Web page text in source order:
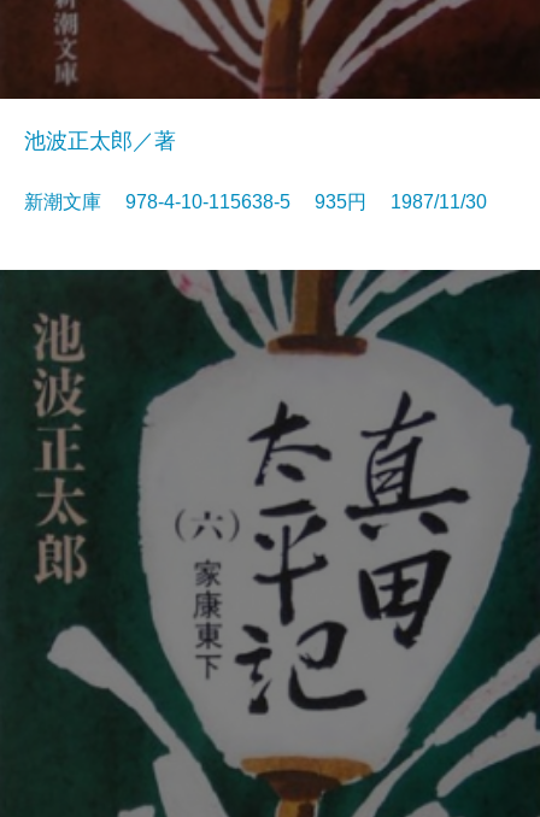
池波正太郎／著
新潮文庫 978-4-10-115638-5 935円 1987/11/30